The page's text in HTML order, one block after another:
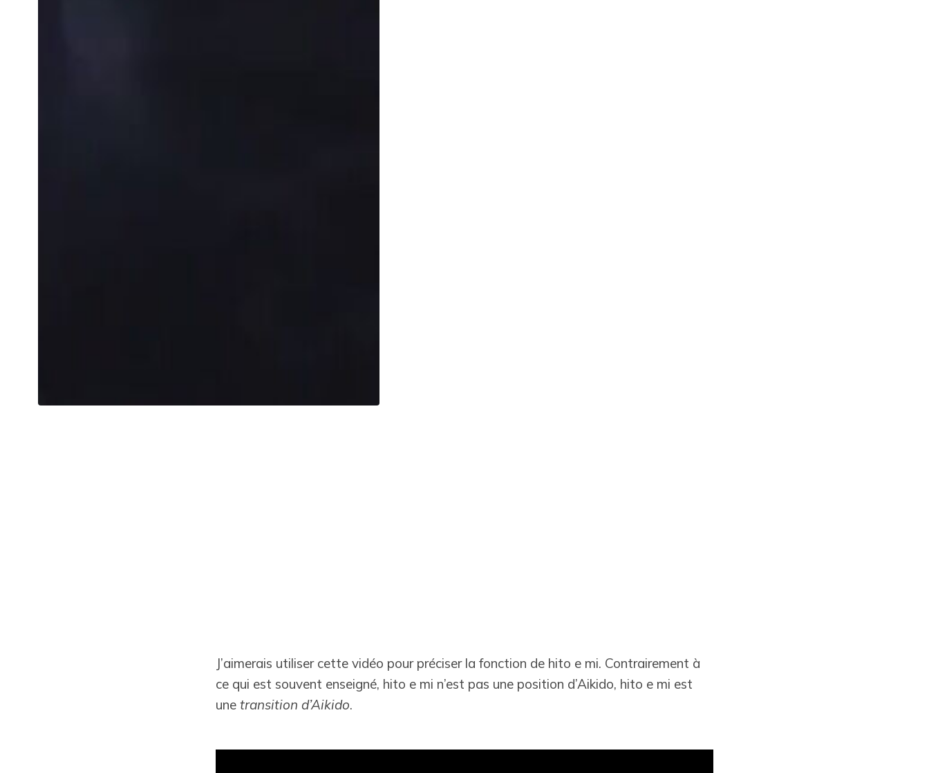
J’aimerais utiliser cette vidéo pour préciser la fonction de hito e mi. Contrairement à
ce qui est souvent enseigné, hito e mi n’est pas une position d’Aikido, hito e mi est
une transition d’Aikido.